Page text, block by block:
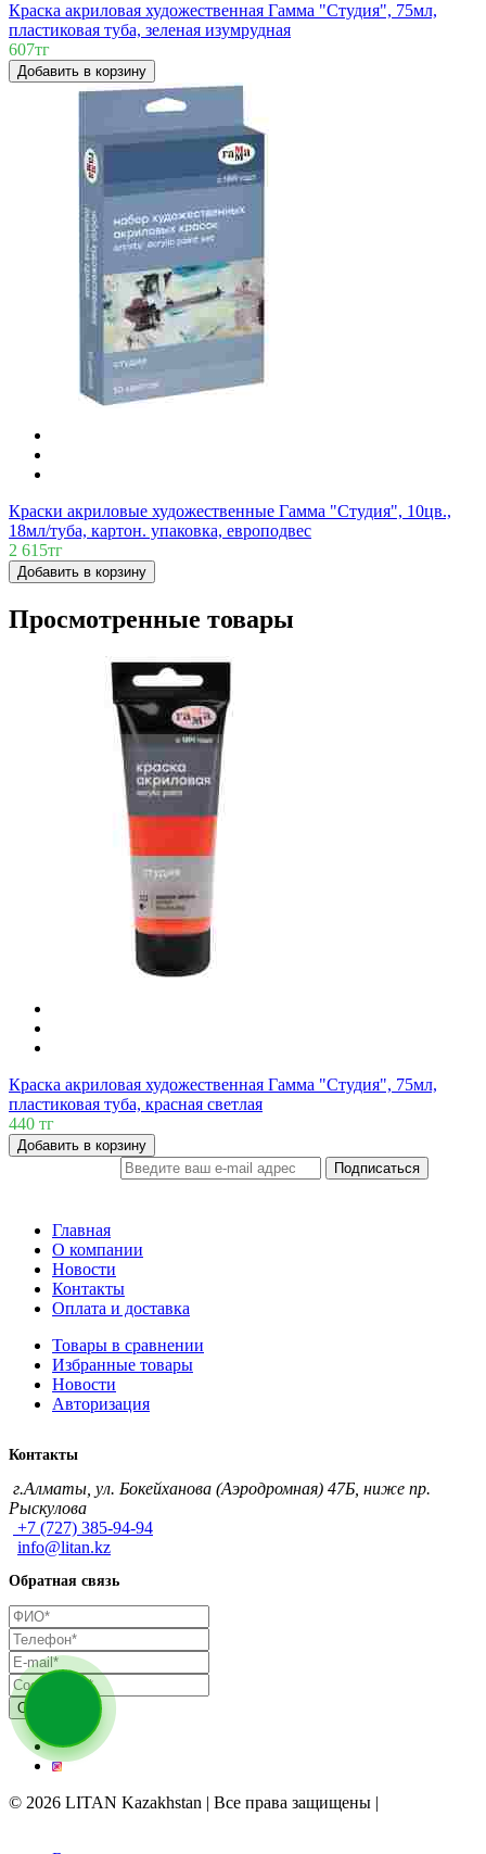
Краска акриловая художественная Гамма "Студия", 75мл,
пластиковая туба, зеленая изумрудная
607тг
Добавить в корзину
Краски акриловые художественные Гамма "Студия", 10цв.,
18мл/туба, картон. упаковка, европодвес
2 615тг
Добавить в корзину
Просмотренные товары
Краска акриловая художественная Гамма "Студия", 75мл,
пластиковая туба, красная светлая
440 тг
Добавить в корзину
Подписаться
Главная
О компании
Новости
Контакты
Оплата и доставка
Товары в сравнении
Избранные товары
Новости
Авторизация
Контакты
г.Алматы, ул. Бокейханова (Аэродромная) 47Б, ниже пр.
Рыскулова
+7 (727) 385-94-94
info@litan.kz
Обратная связь
© 2026 LITAN Kazakhstan | Все права защищены |